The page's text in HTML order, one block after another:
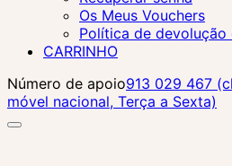
Os Meus Vouchers
Política de devolução
CARRINHO
Número de apoio913 029 467
móvel nacional, Terça a Sexta)